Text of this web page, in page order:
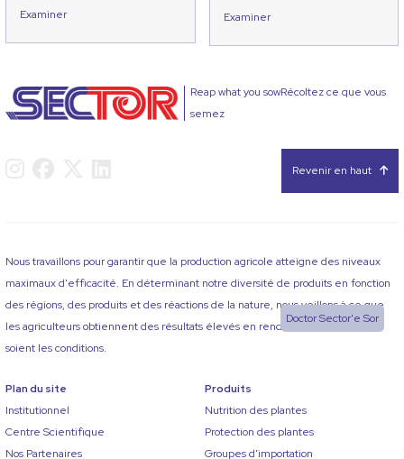
Examiner Examiner
Doctor Sector'e Sor
Reap what you sowRécoltez ce que vous
semez
Revenir en haut
Nous travaillons pour garantir que la production agricole atteigne des niveaux
maximaux d'efficacité. En déterminant notre diversité de produits en fonction
des régions, des produits et des réactions de la nature, nous veillons à ce que
les agriculteurs obtiennent des résultats élevés en rendement quelles que
soient les conditions.
Plan du site
Institutionnel
Centre Scientifique
Nos Partenaires
Produits
Nutrition des plantes
Protection des plantes
Groupes d'importation